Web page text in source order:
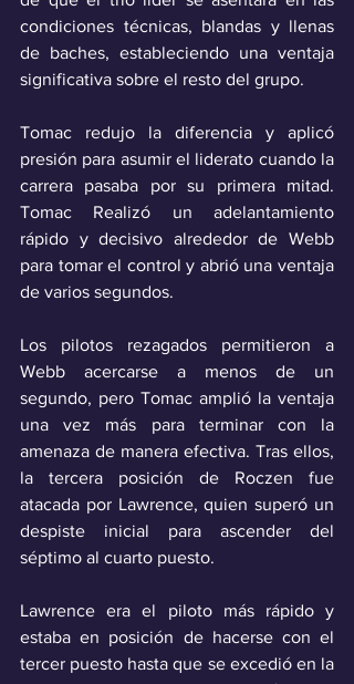
condiciones técnicas, blandas y llenas
de baches, estableciendo una ventaja
significativa sobre el resto del grupo.
Tomac redujo la diferencia y aplicó
presión para asumir el liderato cuando la
carrera pasaba por su primera mitad.
Tomac Realizó un adelantamiento
rápido y decisivo alrededor de Webb
para tomar el control y abrió una ventaja
de varios segundos.
Los pilotos rezagados permitieron a
Webb acercarse a menos de un
segundo, pero Tomac amplió la ventaja
una vez más para terminar con la
amenaza de manera efectiva. Tras ellos,
la tercera posición de Roczen fue
atacada por Lawrence, quien superó un
despiste inicial para ascender del
séptimo al cuarto puesto.
Lawrence era el piloto más rápido y
estaba en posición de hacerse con el
tercer puesto hasta que se excedió en la